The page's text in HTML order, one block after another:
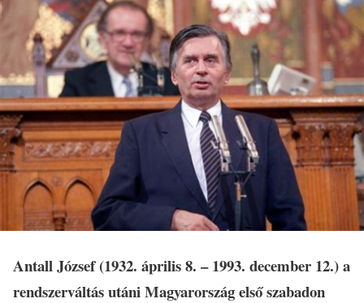
Antall József (1932. április 8. – 1993. december 12.) a
rendszerváltás utáni Magyarország első szabadon